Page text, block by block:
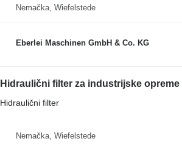
Nemačka, Wiefelstede
Eberlei Maschinen GmbH & Co. KG
Hidraulični filter za industrijske opreme
Hidraulični filter
Nemačka, Wiefelstede